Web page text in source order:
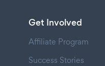
Get Involved
Affiliate Program
Success Stories